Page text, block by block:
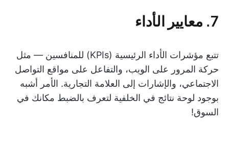
7. معايير الأداء
تتبع مؤشرات الأداء الرئيسية (KPIs) للمنافسين — مثل
حركة المرور على الويب، والتفاعل على مواقع التواصل
الاجتماعي، والإشارات إلى العلامة التجارية. الأمر أشبه
بوجود لوحة نتائج في الخلفية لتعرف بالضبط مكانك في
السوق!